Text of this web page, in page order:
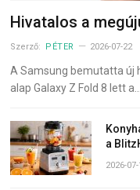
Hivatalos a
Szerző: PÉTER 2026-07-22
A Samsung bemutatta új
alap Galaxy Z Fold 8 lett a…
a
2026-